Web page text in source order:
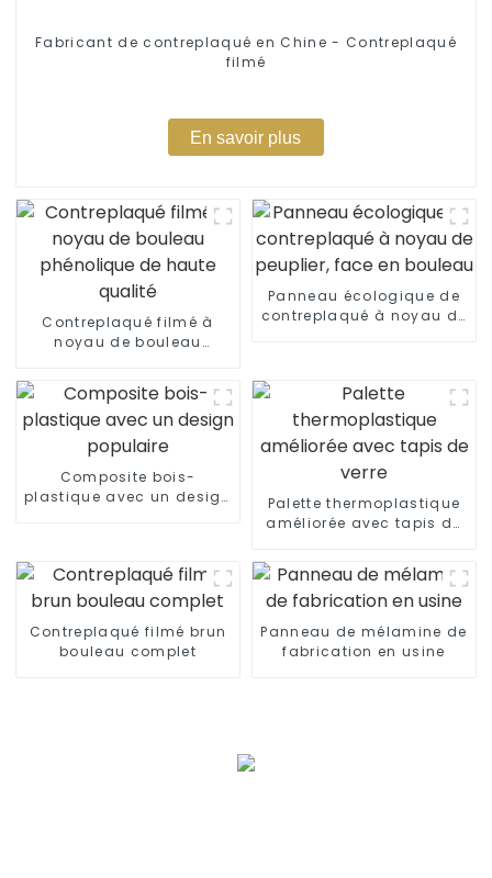
Fabricant de contreplaqué en Chine - Contreplaqué
filmé
En savoir plus
Contreplaqué filmé à
noyau de bouleau
Panneau écologique de
contreplaqué à noyau de
Composite bois-
plastique avec un design
Palette thermoplastique
améliorée avec tapis de
Contreplaqué filmé brun
bouleau complet
Panneau de mélamine de
fabrication en usine